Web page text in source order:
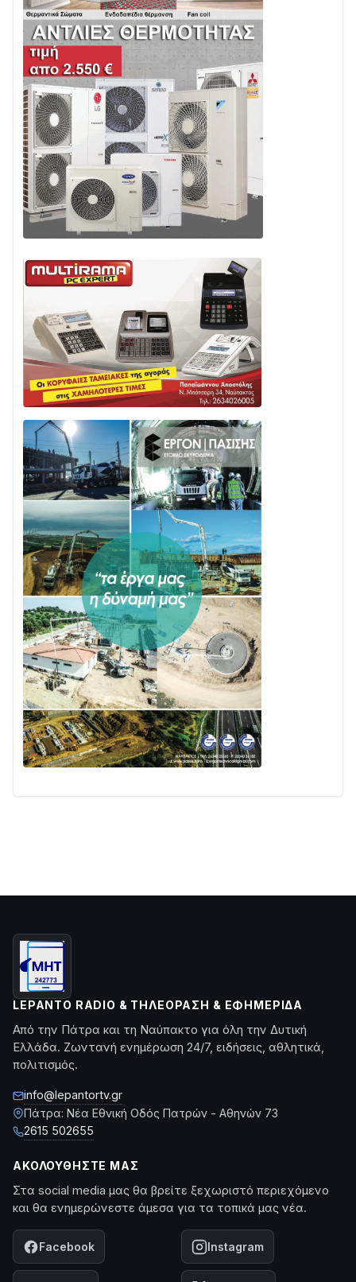
LEPANTO RADIO & ΤΗΛΕΌΡΑΣΗ & ΕΦΗΜΕΡΊΔΑ
Από την Πάτρα και τη Ναύπακτο για όλη την Δυτική
Ελλάδα. Ζωντανή ενημέρωση 24/7, ειδήσεις, αθλητικά,
πολιτισμός.
info@lepantortv.gr
Πάτρα: Νέα Εθνική Οδός Πατρών - Αθηνών 73
2615 502655
ΑΚΟΛΟΥΘΉΣΤΕ ΜΑΣ
Στα social media μας θα βρείτε ξεχωριστό περιεχόμενο
και θα ενημερώνεστε άμεσα για τα τοπικά μας νέα.
Facebook Instagram